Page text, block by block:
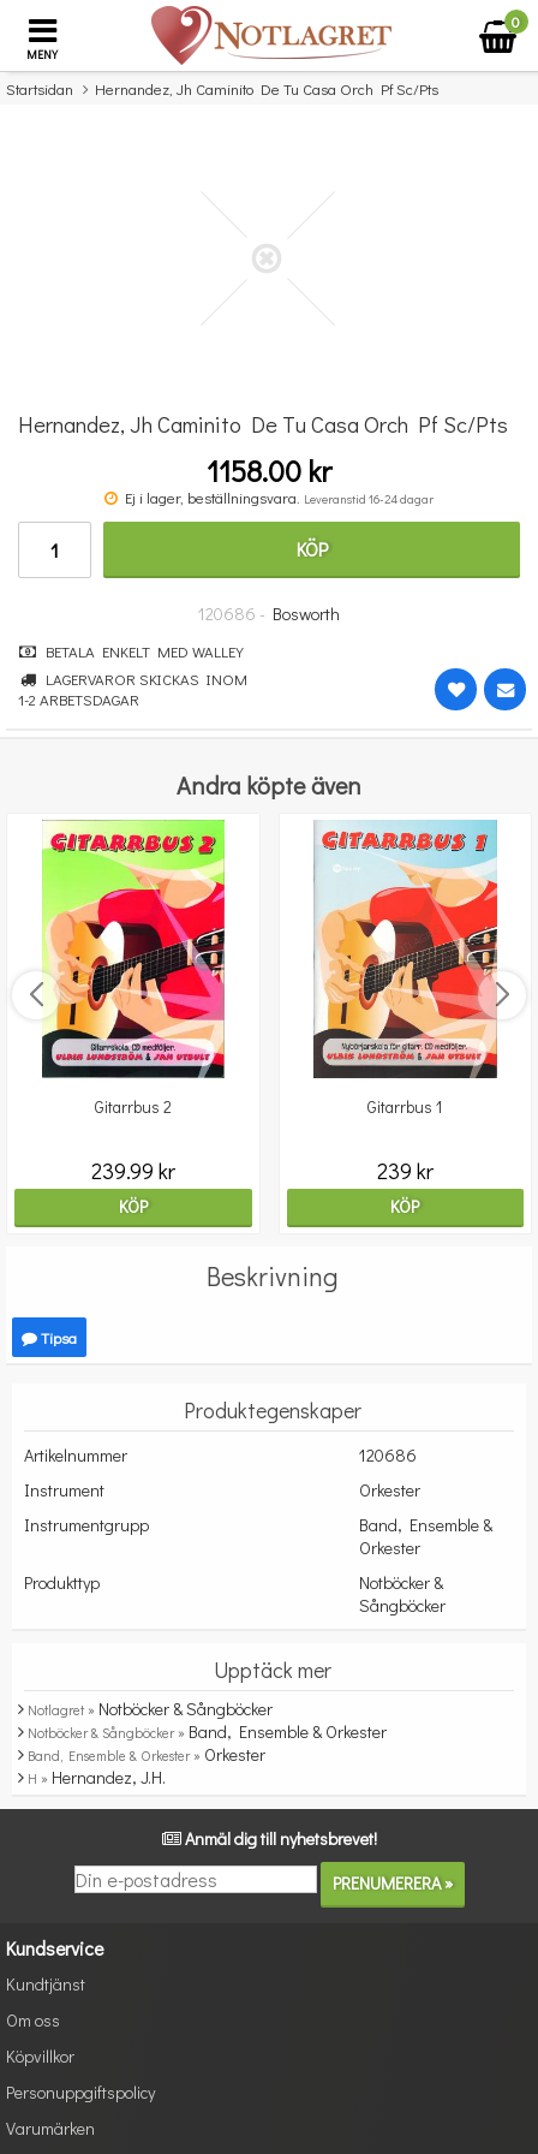
MENY
0
Startsidan Hernandez, Jh Caminito De Tu Casa Orch Pf Sc/Pts
Michael Aaron Piano Course: Lessons Grade Four
Hernandez, Jh Caminito De Tu Casa Orch Pf Sc/Pts
1158.00 kr
Ej i lager, beställningsvara. Leveranstid 16-24 dagar
KÖP
120686 - Bosworth
BETALA ENKELT MED WALLEY
LAGERVAROR SKICKAS INOM
1-2 ARBETSDAGAR
Andra köpte även
Gitarrbus 2
239.99 kr
KÖP
Gitarrbus 1
239 kr
KÖP
Beskrivning
Tipsa
Produktegenskaper
Artikelnummer
120686
Instrument
Orkester
Instrumentgrupp
Band, Ensemble &
Orkester
Produkttyp
Notböcker &
Sångböcker
Upptäck mer
Notlagret » Notböcker & Sångböcker
Notböcker & Sångböcker » Band, Ensemble & Orkester
Band, Ensemble & Orkester » Orkester
H » Hernandez, J.H.
Anmäl dig till nyhetsbrevet!
Kundservice
Kundtjänst
Om oss
Köpvillkor
Personuppgiftspolicy
Varumärken